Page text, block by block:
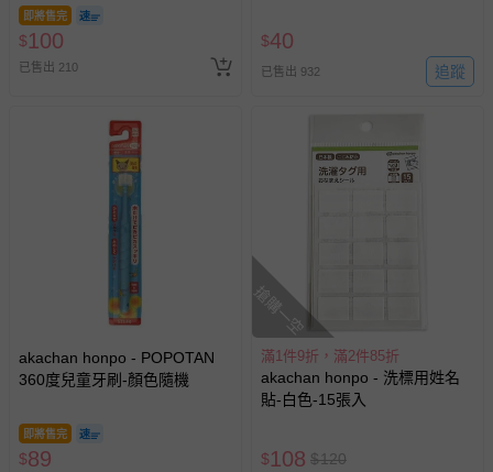
即將售完
$100
已售出 210
$40
已售出 932 追蹤
akachan honpo - POPOTAN
360度兒童牙刷-顏色隨機
即將售完
$89
搶購一空
滿1件9折，滿2件85折
akachan honpo - 洗標用姓名
貼-白色-15張入
$108 $120